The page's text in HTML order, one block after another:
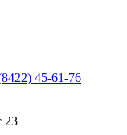
45-61-76
23